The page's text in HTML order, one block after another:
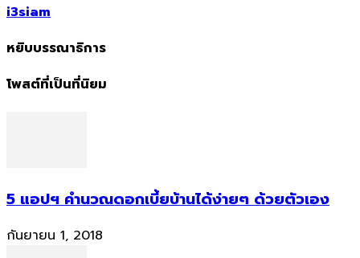
i3siam
หยิบบรรณาธิการ
โพสต์ที่เป็นที่นิยม
5 แอปฯ คำนวณดอกเบี้ยบ้านได้ง่ายๆ ด้วยตัวเอง
กันยายน 1, 2018